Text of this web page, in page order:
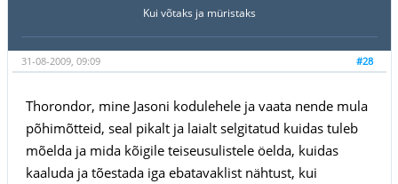
Kui võtaks ja müristaks
#28
31-08-2009, 09:09
Thorondor, mine Jasoni kodulehele ja vaata nende mula
põhimõtteid, seal pikalt ja laialt selgitatud kuidas tuleb
mõelda ja mida kõigile teiseusulistele öelda, kuidas
kaaluda ja tõestada iga ebatavaklist nähtust, kui